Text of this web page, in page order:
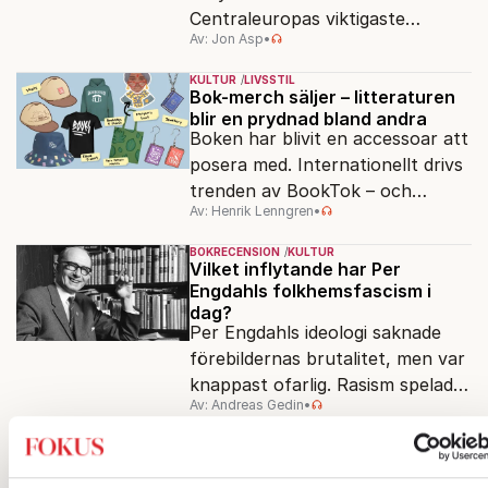
Centraleuropas viktigaste
filmfestival – en plats där
Hollywoodglans möter
egensinnighet.
Av: Jon Asp•
KULTUR LIVSSTIL
Bok-merch säljer – litteraturen
blir en prydnad bland andra
Boken har blivit en accessoar att
posera med. Internationellt drivs
trenden av BookTok – och
förlagen följer efter.
Av: Henrik Lenngren•
BOKRECENSION KULTUR
Vilket inflytande har Per
Engdahls folkhemsfascism i
dag?
Per Engdahls ideologi saknade
förebildernas brutalitet, men var
knappast ofarlig. Rasism spelades
ned i förmån för "kultur". Känns
Av: Andreas Gedin•
Från ”Lära för livet” till ”Klass 9